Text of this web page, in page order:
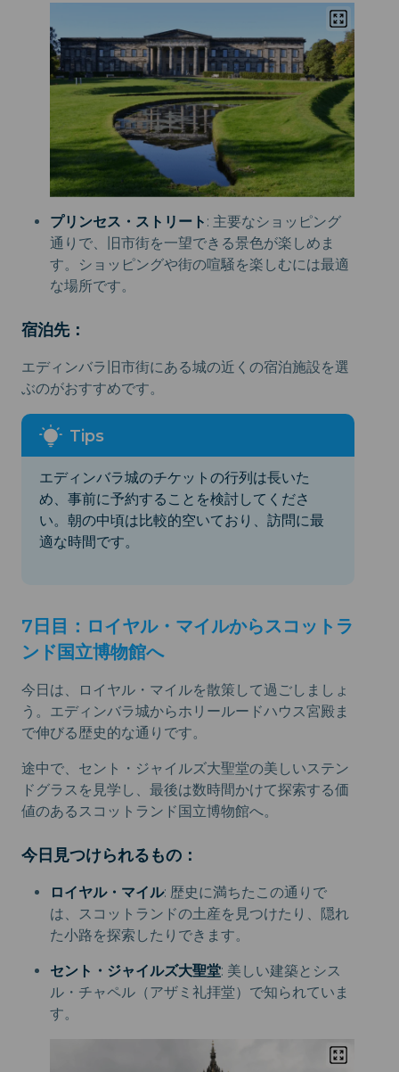
プリンセス・ストリート : 主要なショッピング
通りで、旧市街を一望できる景色が楽しめま
す。ショッピングや街の喧騒を楽しむには最適
な場所です。
宿泊先：
エディンバラ旧市街にある城の近くの宿泊施設を選
ぶのがおすすめです。
エディンバラ城のチケットの行列は長いた
め、事前に予約することを検討してくださ
い。朝の中頃は比較的空いており、訪問に最
適な時間です。
7日目：ロイヤル・マイルからスコットラ
ンド国立博物館へ
今日は、ロイヤル・マイルを散策して過ごしましょ
う。エディンバラ城からホリールードハウス宮殿ま
で伸びる歴史的な通りです。
途中で、セント・ジャイルズ大聖堂の美しいステン
ドグラスを見学し、最後は数時間かけて探索する価
値のあるスコットランド国立博物館へ。
今日見つけられるもの：
ロイヤル・マイル: 歴史に満ちたこの通りで
は、スコットランドの土産を見つけたり、隠れ
た小路を探索したりできます。
セント・ジャイルズ大聖堂: 美しい建築とシス
ル・チャペル（アザミ礼拝堂）で知られていま
す。